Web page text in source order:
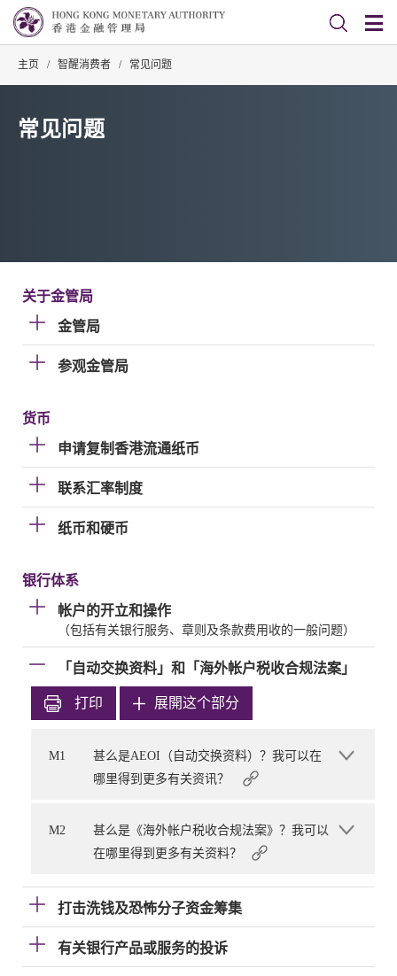
主页 / 智醒消费者 / 常见问题
常见问题
关于金管局
金管局
参观金管局
货币
申请复制香港流通纸币
联系汇率制度
纸币和硬币
银行体系
帐户的开立和操作
（包括有关银行服务、章则及条款费用收的一般问题）
「自动交换资料」和「海外帐户税收合规法案」
打印 展開这个部分
M1
甚么是AEOI（自动交换资料）？我可以在
哪里得到更多有关资讯？
M2
甚么是《海外帐户税收合规法案》？我可以
在哪里得到更多有关资料？
打击洗钱及恐怖分子资金筹集
有关银行产品或服务的投诉